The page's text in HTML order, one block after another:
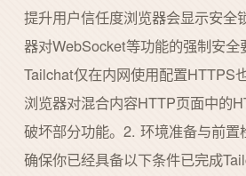
提升用户信任度浏览器会显示安全
器对WebSocket等功能的强制安全
Tailchat仅在内网使用配置HTTPS
浏览器对混合内容HTTP页面中的
破坏部分功能。2. 环境准备与前置
确保你已经具备以下条件已完成